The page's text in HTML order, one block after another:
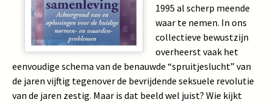
1995 al scherp meende
waar te nemen. In ons
collectieve bewustzijn
overheerst vaak het
eenvoudige schema van de benauwde “spruitjeslucht” van
de jaren vijftig tegenover de bevrijdende seksuele revolutie
van de jaren zestig. Maar is dat beeld wel juist? Wie kijkt